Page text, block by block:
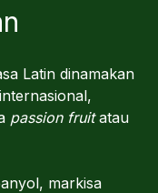
Latin dinamakan
passion fruitatau
markisa